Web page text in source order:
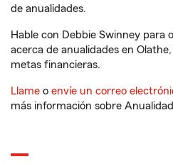
de anualidades.
Hable con Debbie Swinney para
acerca de anualidades en
metas financieras.
Llame o envíe un correo
más información sobre